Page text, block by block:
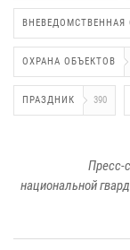
ВНЕВЕДОМСТВЕННАЯ
ОХРАНА ОБЪЕКТОВ
ПРАЗДНИК 390
Пресс-
национальной